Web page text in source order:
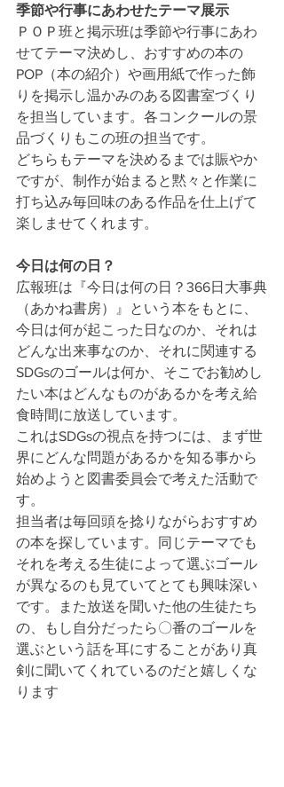
季節や行事にあわせたテーマ展示
ＰＯＰ班と掲示班は季節や行事にあわ
せてテーマ決めし、おすすめの本の
POP（本の紹介）や画用紙で作った飾
りを掲示し温かみのある図書室づくり
を担当しています。各コンクールの景
品づくりもこの班の担当です。
どちらもテーマを決めるまでは賑やか
ですが、制作が始まると黙々と作業に
打ち込み毎回味のある作品を仕上げて
楽しませてくれます。
今日は何の日？
広報班は『今日は何の日？366日大事典
（あかね書房）』という本をもとに、
今日は何が起こった日なのか、それは
どんな出来事なのか、それに関連する
SDGsのゴールは何か、そこでお勧めし
たい本はどんなものがあるかを考え給
食時間に放送しています。
これはSDGsの視点を持つには、まず世
界にどんな問題があるかを知る事から
始めようと図書委員会で考えた活動で
す。
担当者は毎回頭を捻りながらおすすめ
の本を探しています。同じテーマでも
それを考える生徒によって選ぶゴール
が異なるのも見ていてとても興味深い
です。また放送を聞いた他の生徒たち
の、もし自分だったら〇番のゴールを
選ぶという話を耳にすることがあり真
剣に聞いてくれているのだと嬉しくな
ります